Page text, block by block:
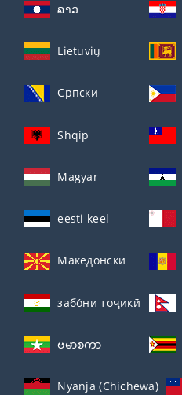
ລາວ
Lietuvių
Српски
Shqip
Magyar
eesti keel
Македонски
забо́ни тоҷикӣ́
ဗမာစကာ
Nyanja (Chichewa)